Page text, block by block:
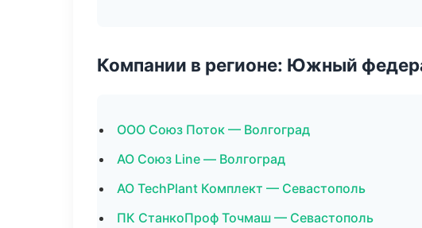
Компании в регионе: Южный
ООО Союз Поток — Волгоград
АО Союз Line — Волгоград
АО TechPlant Комплект — Севастополь
ПК СтанкоПроф Точмаш — Севастополь